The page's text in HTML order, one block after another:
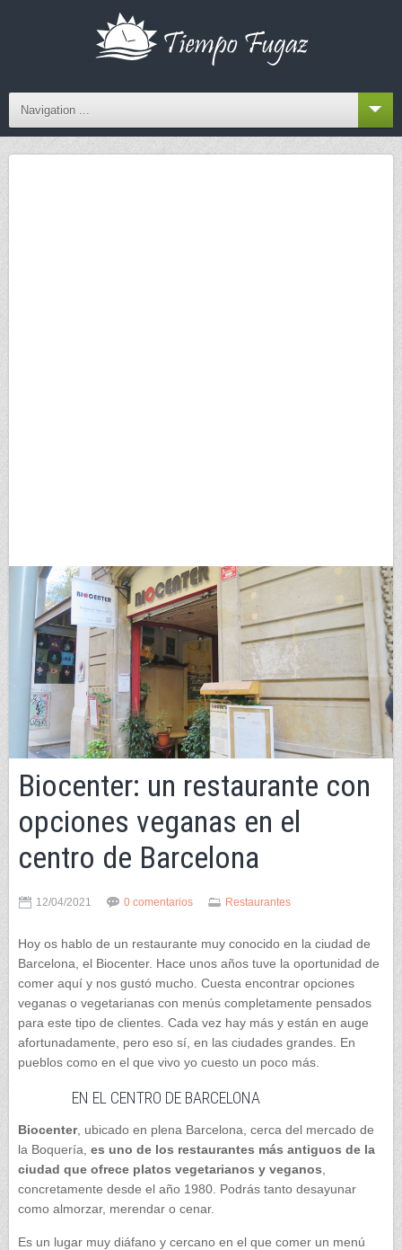
Navigation ...
Biocenter: un restaurante con
opciones veganas en el
centro de Barcelona
12/04/2021 0 comentarios Restaurantes
Hoy os hablo de un restaurante muy conocido en la ciudad de
Barcelona, el Biocenter. Hace unos años tuve la oportunidad de
comer aquí y nos gustó mucho. Cuesta encontrar opciones
veganas o vegetarianas con menús completamente pensados
para este tipo de clientes. Cada vez hay más y están en auge
afortunadamente, pero eso sí, en las ciudades grandes. En
pueblos como en el que vivo yo cuesto un poco más.
EN EL CENTRO DE BARCELONA
Biocenter, ubicado en plena Barcelona, cerca del mercado de
la Boquería, es uno de los restaurantes más antiguos de la
ciudad que ofrece platos vegetarianos y veganos
concretamente desde el año 1980. Podrás tanto desayunar
como almorzar, merendar o cenar.
Es un lugar muy diáfano y cercano en el que comer un menú